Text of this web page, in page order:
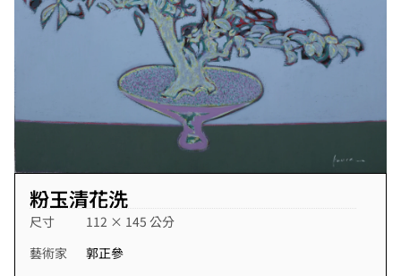
粉玉清花洗
尺寸
112 × 145 公分
藝術家
郭正參